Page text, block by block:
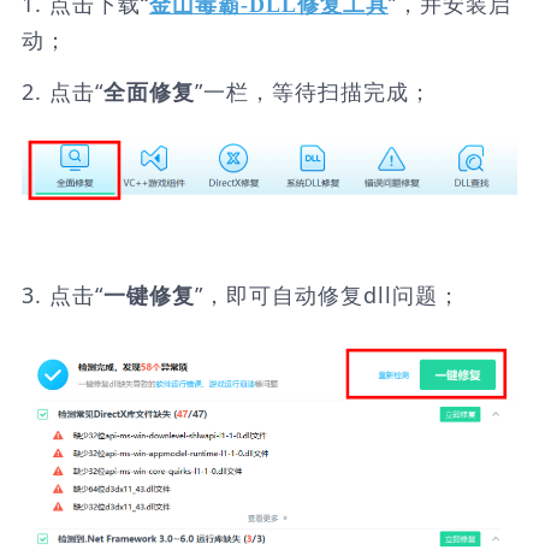
动；
2. 点击“全面修复”一栏，等待扫描完成；
3. 点击“一键修复”，即可自动修复dll问题；